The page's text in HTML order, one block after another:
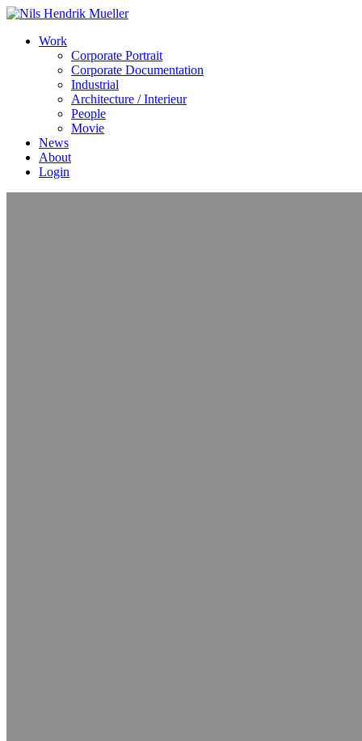
Work
Corporate Portrait
Corporate Documentation
Industrial
Architecture / Interieur
People
Movie
News
About
Login